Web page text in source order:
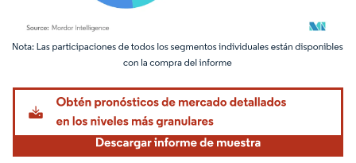
Imagen © Mordor Intelligence. El uso requiere atribución según CC BY 4.0.